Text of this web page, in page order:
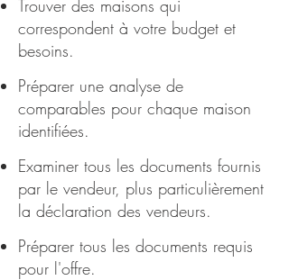
Trouver des maisons qui
correspondent à votre budget et
besoins.
Préparer une analyse de
comparables pour chaque maison
identifiées.
Examiner tous les documents fournis
par le vendeur, plus particulièrement
la déclaration des vendeurs.
Préparer tous les documents requis
pour l'offre.